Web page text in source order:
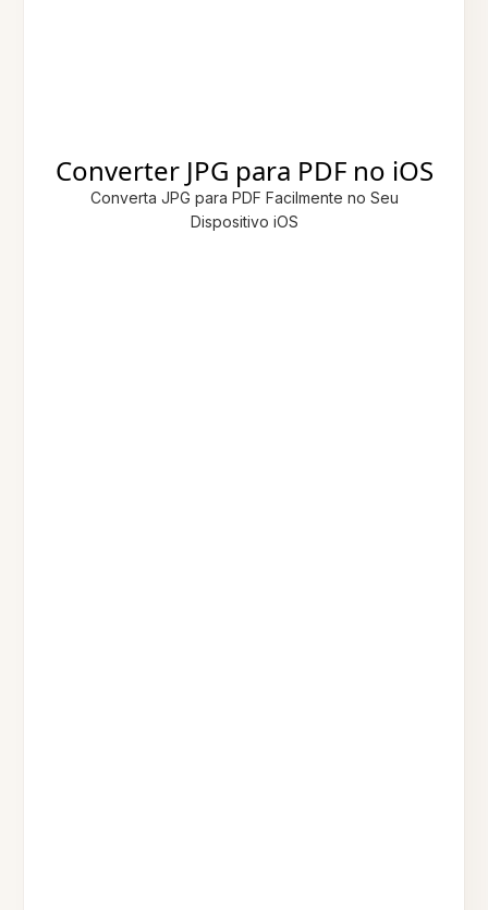
Converter JPG para PDF no iOS
Converta JPG para PDF Facilmente no Seu
Dispositivo iOS